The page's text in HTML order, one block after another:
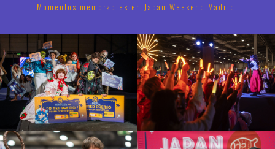
Momentos memorables en Japan Weekend Madrid.